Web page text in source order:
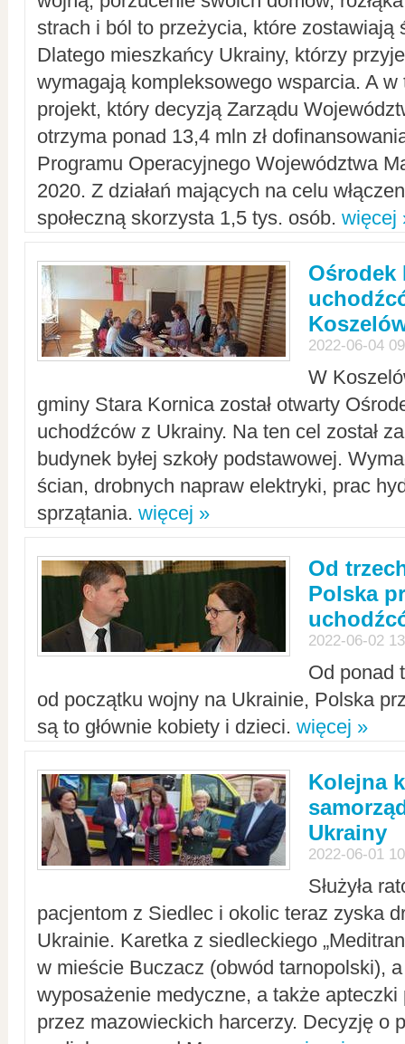
strach i ból to przeżycia, które zostawiają
Dlatego mieszkańcy Ukrainy, którzy
wymagają kompleksowego wsparcia. A w
projekt, który decyzją Zarządu
otrzyma ponad 13,4 mln zł
Programu Operacyjnego Województwa
2020. Z działań mających na celu
społeczną skorzysta 1,5 tys. osób. więcej
Ośrodek
2022-06-04
W
gminy Stara Kornica został otwarty
uchodźców z Ukrainy. Na ten cel został
budynek byłej szkoły podstawowej.
ścian, drobnych napraw elektryki, prac
sprzątania. więcej »
Od
Polska
2022-06-02
Od ponad
od początku wojny na Ukrainie, Polska
są to głównie kobiety i dzieci. więcej »
Kolejna
Ukrainy
2022-06-01
Służyła
pacjentom z Siedlec i okolic teraz zyska
Ukrainie. Karetka z siedleckiego
w mieście Buczacz (obwód tarnopolski),
wyposażenie medyczne, a także apteczki
przez mazowieckich harcerzy. Decyzję o